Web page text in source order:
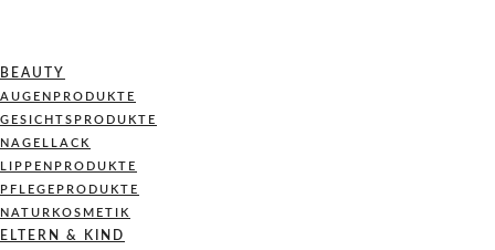
BEAUTY
AUGENPRODUKTE
GESICHTSPRODUKTE
NAGELLACK
LIPPENPRODUKTE
PFLEGEPRODUKTE
NATURKOSMETIK
ELTERN & KIND